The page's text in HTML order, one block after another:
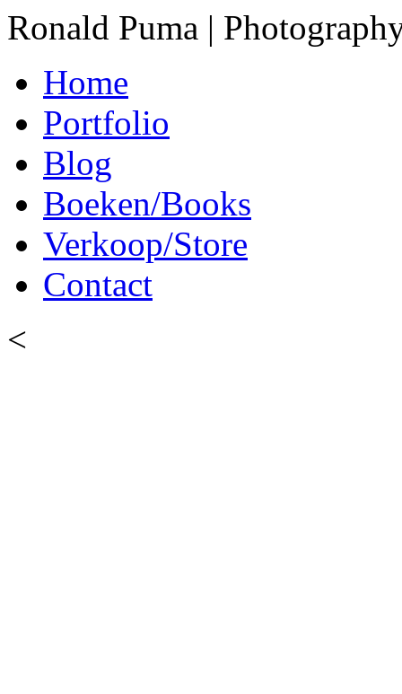
Ronald Puma |
Home
Portfolio
Blog
Boeken/Books
Verkoop/Store
Contact
<